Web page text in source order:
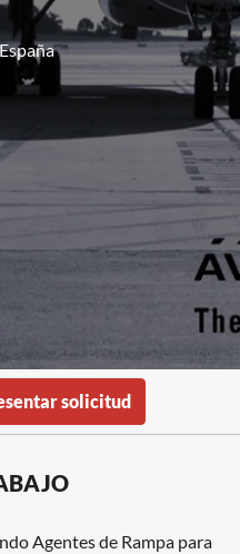
España
solicitud
Agentes de Rampa para